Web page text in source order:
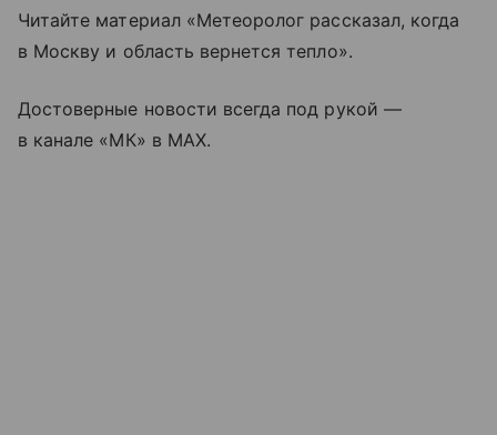
Читайте материал «Метеоролог рассказал, когда
в Москву и область вернется тепло».
Достоверные новости всегда под рукой —
в канале «МК» в MAX.